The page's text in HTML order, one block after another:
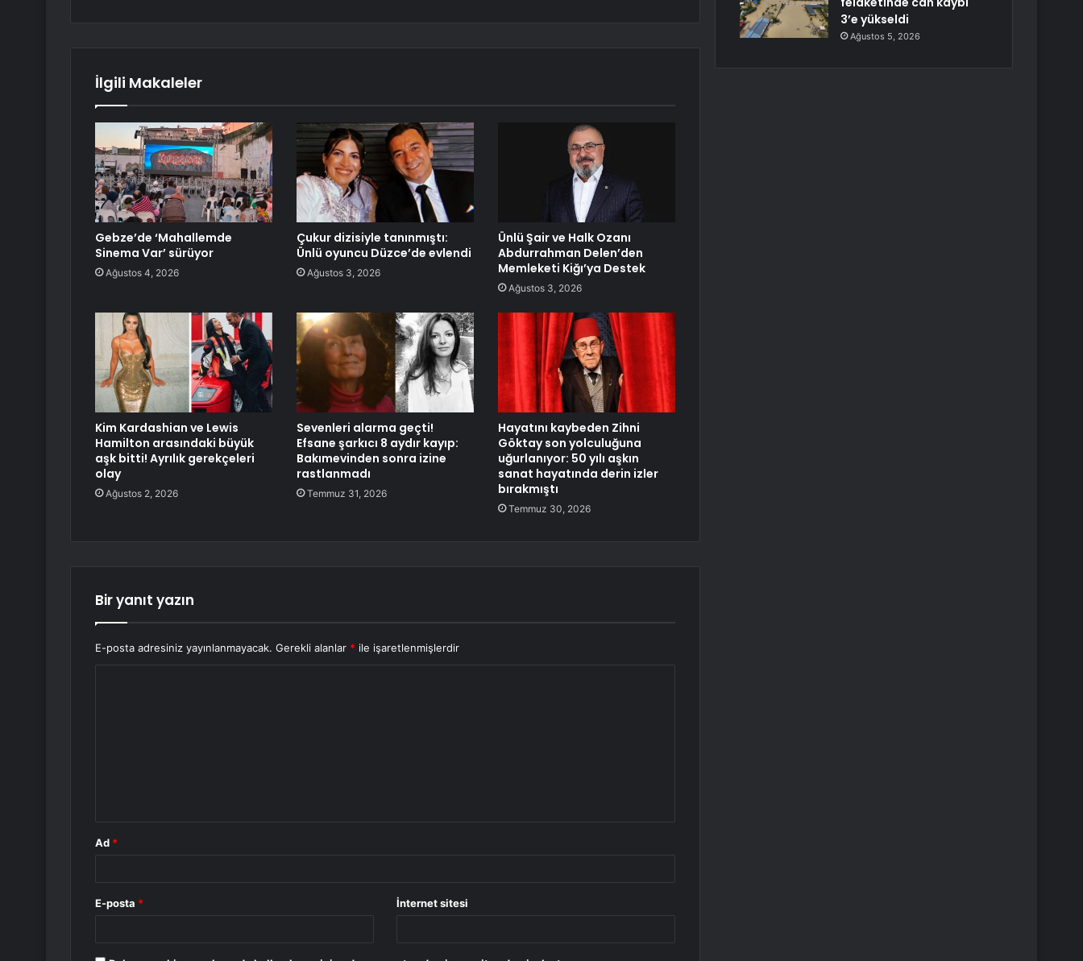
İlgili Makaleler
Gebze’de ‘Mahallemde
Sinema Var’ sürüyor
Ağustos 4, 2026
Çukur dizisiyle tanınmıştı:
Ünlü oyuncu Düzce’de evlendi
Ağustos 3, 2026
Ünlü Şair ve Halk Ozanı
Abdurrahman Delen’den
Memleketi Kiğı’ya Destek
Ağustos 3, 2026
Kim Kardashian ve Lewis
Hamilton arasındaki büyük
aşk bitti! Ayrılık gerekçeleri
olay
Ağustos 2, 2026
Sevenleri alarma geçti!
Efsane şarkıcı 8 aydır kayıp:
Bakımevinden sonra izine
rastlanmadı
Temmuz 31, 2026
Hayatını kaybeden Zihni
Göktay son yolculuğuna
uğurlanıyor: 50 yılı aşkın
sanat hayatında derin izler
bırakmıştı
Temmuz 30, 2026
Bir yanıt yazın
E-posta adresiniz yayınlanmayacak. Gerekli alanlar * ile işaretlenmişlerdir
Ad *
E-posta * İnternet sitesi
3’e yükseldi
Ağustos 5, 2026